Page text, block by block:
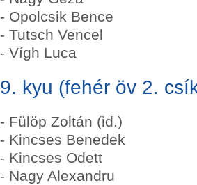
- Opolcsik Bence
- Tutsch Vencel
- Vígh Luca
9. kyu (fehér öv 2.
- Fülöp Zoltán (id.)
- Kincses Benedek
- Kincses Odett
- Nagy Alexandru